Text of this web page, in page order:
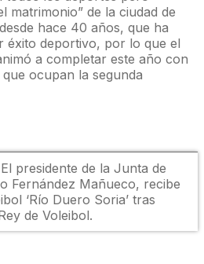
matrimonio” de la ciudad de
hace 40 años, que ha
éxito deportivo, por lo que el
a completar este año con
ocupan la segunda
presidente de la Junta de
Fernández Mañueco, recibe
‘Río Duero Soria’ tras
de Voleibol.